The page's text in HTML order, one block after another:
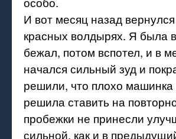
И вот месяц назад
красных волдырях. Я была
бежал, потом вспотел, и в
начался сильный зуд и
решили, что плохо
решила ставить на
пробежки не принесли
сильной, как и в